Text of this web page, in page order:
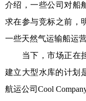
介绍，一些公司对船
求在参与竞标之前，
一些天然气运输船运
当下，市场正在担
建立大型水库的计划
航运公司Cool